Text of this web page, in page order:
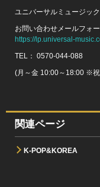
ユニバーサルミュージッ
お問い合わせメールフォ
https://lp.universal-
TEL： 0570-044-088
(月～金 10:00～18:00 ※
関連ページ
K-POP&KOREA